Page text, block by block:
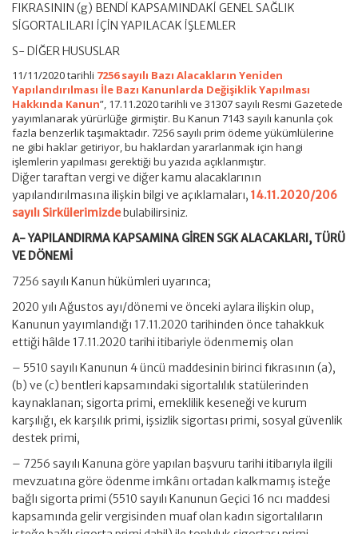
FIKRASININ (g) BENDİ KAPSAMINDAKİ GENEL SAĞLIK
SİGORTALILARI İÇİN YAPILACAK İŞLEMLER
S- DİĞER HUSUSLAR
11/11/2020 tarihli 7256 sayılı Bazı Alacakların Yeniden
Yapılandırılması İle Bazı Kanunlarda Değişiklik Yapılması
Hakkında Kanun”, 17.11.2020 tarihli ve 31307 sayılı Resmi Gazetede
yayımlanarak yürürlüğe girmiştir. Bu Kanun 7143 sayılı kanunla çok
fazla benzerlik taşımaktadır. 7256 sayılı prim ödeme yükümlülerine
ne gibi haklar getiriyor, bu haklardan yararlanmak için hangi
işlemlerin yapılması gerektiği bu yazıda açıklanmıştır.
Diğer taraftan vergi ve diğer kamu alacaklarının
yapılandırılmasına ilişkin bilgi ve açıklamaları, 14.11.2020/206
sayılı Sirkülerimizdebulabilirsiniz.
A- YAPILANDIRMA KAPSAMINA GİREN SGK ALACAKLARI, TÜRÜ
VE DÖNEMİ
7256 sayılı Kanun hükümleri uyarınca;
2020 yılı Ağustos ayı/dönemi ve önceki aylara ilişkin olup,
Kanunun yayımlandığı 17.11.2020 tarihinden önce tahakkuk
ettiği hâlde 17.11.2020 tarihi itibariyle ödenmemiş olan
– 5510 sayılı Kanunun 4 üncü maddesinin birinci fıkrasının (a),
(b) ve (c) bentleri kapsamındaki sigortalılık statülerinden
kaynaklanan; sigorta primi, emeklilik keseneği ve kurum
karşılığı, ek karşılık primi, işsizlik sigortası primi, sosyal güvenlik
destek primi,
– 7256 sayılı Kanuna göre yapılan başvuru tarihi itibarıyla ilgili
mevzuatına göre ödenme imkânı ortadan kalkmamış isteğe
bağlı sigorta primi (5510 sayılı Kanunun Geçici 16 ncı maddesi
kapsamında gelir vergisinden muaf olan kadın sigortalıların